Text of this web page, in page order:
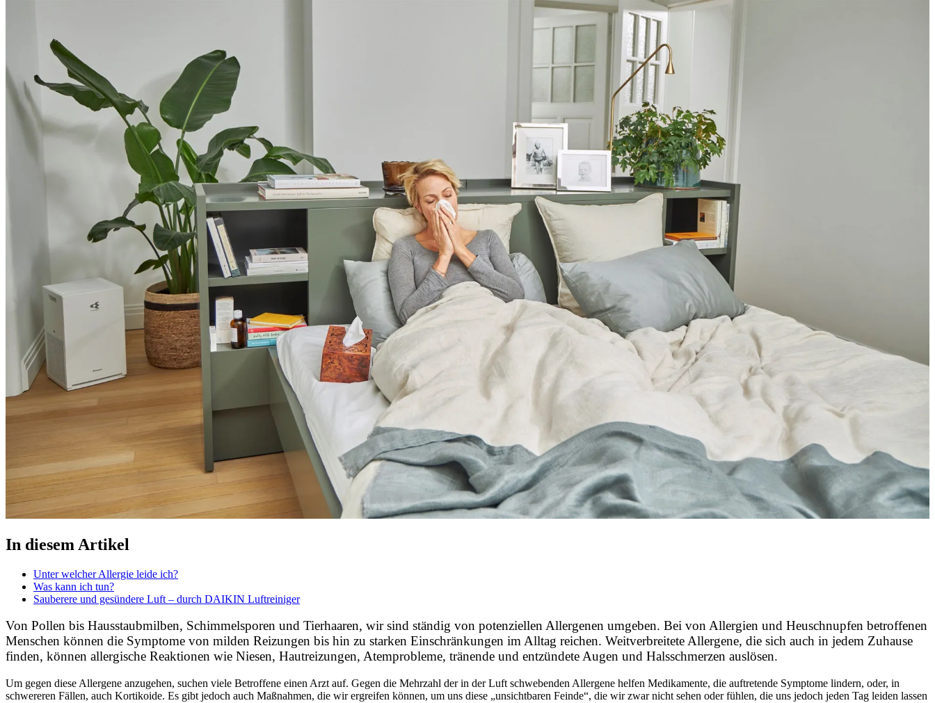
In diesem Artikel
Unter welcher Allergie leide ich?
Was kann ich tun?
Sauberere und gesündere Luft – durch DAIKIN Luftreiniger
Von Pollen bis Hausstaubmilben, Schimmelsporen und Tierhaaren, wir sind ständig von potenziellen Allergenen umgeben. Bei von Allergien und Heuschnupfen betroffenen
Menschen können die Symptome von milden Reizungen bis hin zu starken Einschränkungen im Alltag reichen. Weitverbreitete Allergene, die sich auch in jedem Zuhause
finden, können allergische Reaktionen wie Niesen, Hautreizungen, Atemprobleme, tränende und entzündete Augen und Halsschmerzen auslösen.
Um gegen diese Allergene anzugehen, suchen viele Betroffene einen Arzt auf. Gegen die Mehrzahl der in der Luft schwebenden Allergene helfen Medikamente, die auftretende Symptome lindern, oder, in
schwereren Fällen, auch Kortikoide. Es gibt jedoch auch Maßnahmen, die wir ergreifen können, um uns diese „unsichtbaren Feinde“, die wir zwar nicht sehen oder fühlen, die uns jedoch jeden Tag leiden lassen